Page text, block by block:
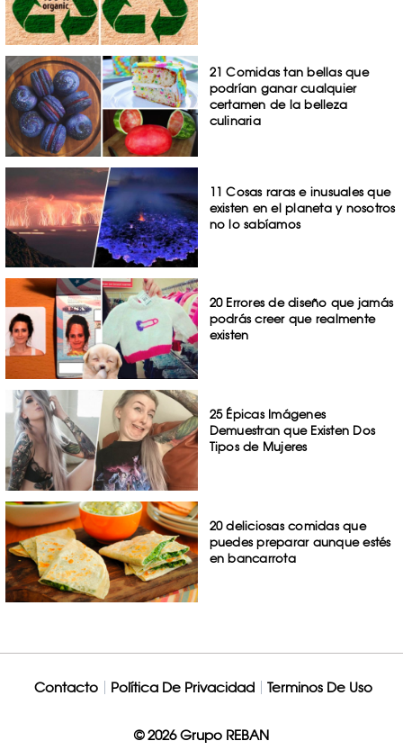
21 Comidas tan bellas que
podrían ganar cualquier
certamen de la belleza
culinaria
11 Cosas raras e inusuales que
existen en el planeta y nosotros
no lo sabíamos
20 Errores de diseño que jamás
podrás creer que realmente
existen
25 Épicas Imágenes
Demuestran que Existen Dos
Tipos de Mujeres
20 deliciosas comidas que
puedes preparar aunque estés
en bancarrota
Contacto Política De Privacidad Terminos De Uso
© 2026 Grupo REBAN